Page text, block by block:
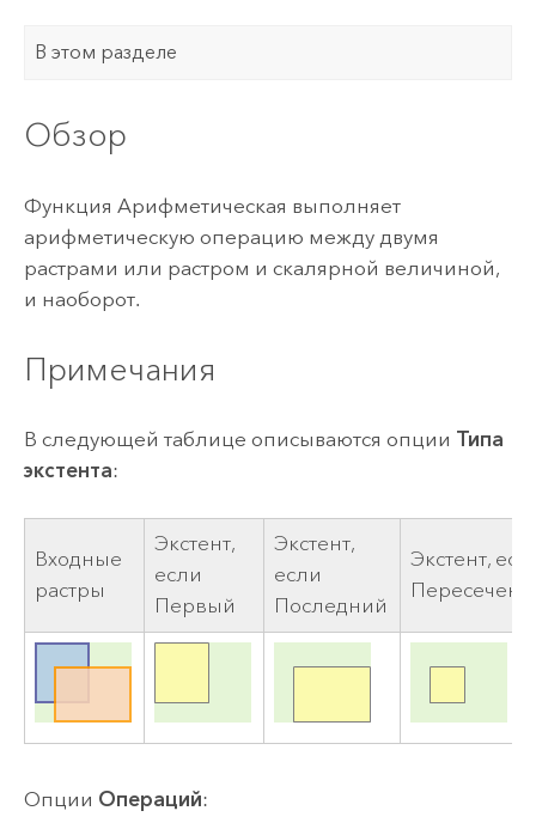
В этом разделе
Обзор
Функция Арифметическая выполняет
арифметическую операцию между двумя
растрами или растром и скалярной величиной,
и наоборот.
Примечания
В следующей таблице описываются опции Типа
экстента:
Входные
растры
Экстент,
если
Первый
Экстент,
если
Последний
Экстент,
Опции Операций: